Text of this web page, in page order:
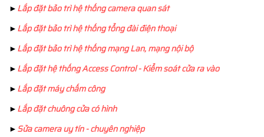
►Lắp đặt bảo trì hệ thống camera quan sát
►Lắp đặt bảo trì hệ thống tổng đài điện thoại
►Lắp đặt bảo trì hệ thống mạng Lan, mạng nội bộ
►Lắp đặt hệ thống Access Control - Kiểm soát cửa ra vào
►Lắp đặt máy chấm công
►Lắp đặt chuông cửa có hình
►Sửa camera uy tín - chuyên nghiệp